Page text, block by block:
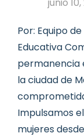
junio
Por: Equipo
Educativa
permanencia
la ciudad de
Impulsamos
mujeres